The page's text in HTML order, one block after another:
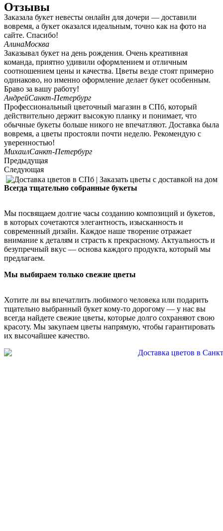
Отзывы
Заказала букет невесты онлайн для дочери — доставили
вовремя, а букет оказался идеальным, точно как на фото на
сайте. Спасибо!
АлинаМосква
Заказывал букет на день рождения. Очень креативная
команда, приятно удивили оформлением и отличным
соотношением цены и качества. Цветы везде стоят примерно
одинаково, но именно оформление делает букет особенным.
Браво за вашу работу!
АндрейСанкт-Петербург
Профессиональный цветочный магазин в СПб, который
действительно держит высокую планку и понимает, что
обычные букеты больше никого не впечатляют. Доставка была
вовремя, а цветы простояли почти неделю. Рекомендую с
уверенностью!
МихаилСанкт-Петербург
Предыдущая
Следующая
Всегда тщательно собранные букеты
Мы посвящаем долгие часы созданию композиций и букетов,
в которых сочетаются элегантность, изысканность и
современный дизайн. Каждое наше творение отражает
внимание к деталям и страсть к прекрасному. Актуальность и
безупречный вкус — основа каждого продукта, который мы
предлагаем.
Мы выбираем только свежие цветы
Хотите ли вы впечатлить любимого человека или подарить
тщательно выбранный букет кому-то дорогому — у нас вы
всегда найдете свежие цветы, которые долго сохраняют свою
красоту. Мы закупаем цветы напрямую, чтобы гарантировать
их высочайшее качество.